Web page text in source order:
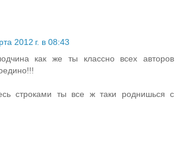
2012 г. в 08:43
как же ты классно всех авторов
строками ты все ж таки роднишься с